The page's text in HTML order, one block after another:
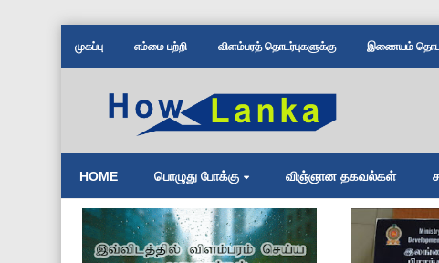
முகப்பு எம்மை பற்றி விளம்பரத் தொடர்புகளுக்கு இணையம்
HOME பொழுது போக்கு விஞ்ஞான தகவல்கள்